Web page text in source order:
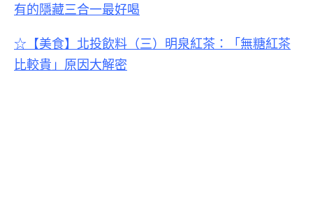
有的隱藏三合一最好喝
☆【美食】 北投飲料（三） 明泉紅茶：「無糖紅茶
比較貴」原因大解密